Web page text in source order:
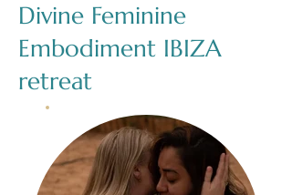
Divine Feminine
Embodiment IBIZA
retreat